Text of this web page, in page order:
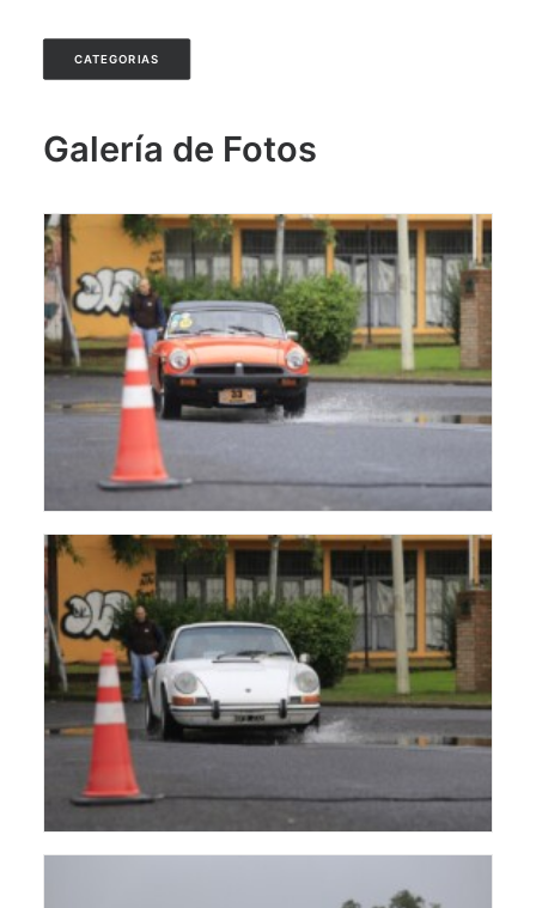
CATEGORIAS
Galería de Fotos